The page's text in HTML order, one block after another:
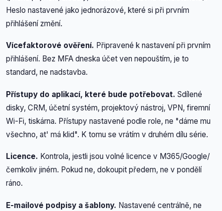
Heslo nastavené jako jednorázové, které si při prvním
přihlášení změní.
Vícefaktorové ověření. Připravené k nastavení při prvním
přihlášení. Bez MFA dneska účet ven nepouštím, je to
standard, ne nadstavba.
Přístupy do aplikací, které bude potřebovat. Sdílené
disky, CRM, účetní systém, projektový nástroj, VPN, firemní
Wi-Fi, tiskárna. Přístupy nastavené podle role, ne "dáme mu
všechno, at' má klid". K tomu se vrátím v druhém dílu série.
Licence. Kontrola, jestli jsou volné licence v M365/Google/
čemkoliv jiném. Pokud ne, dokoupit předem, ne v pondělí
ráno.
E-mailové podpisy a šablony. Nastavené centrálně, ne